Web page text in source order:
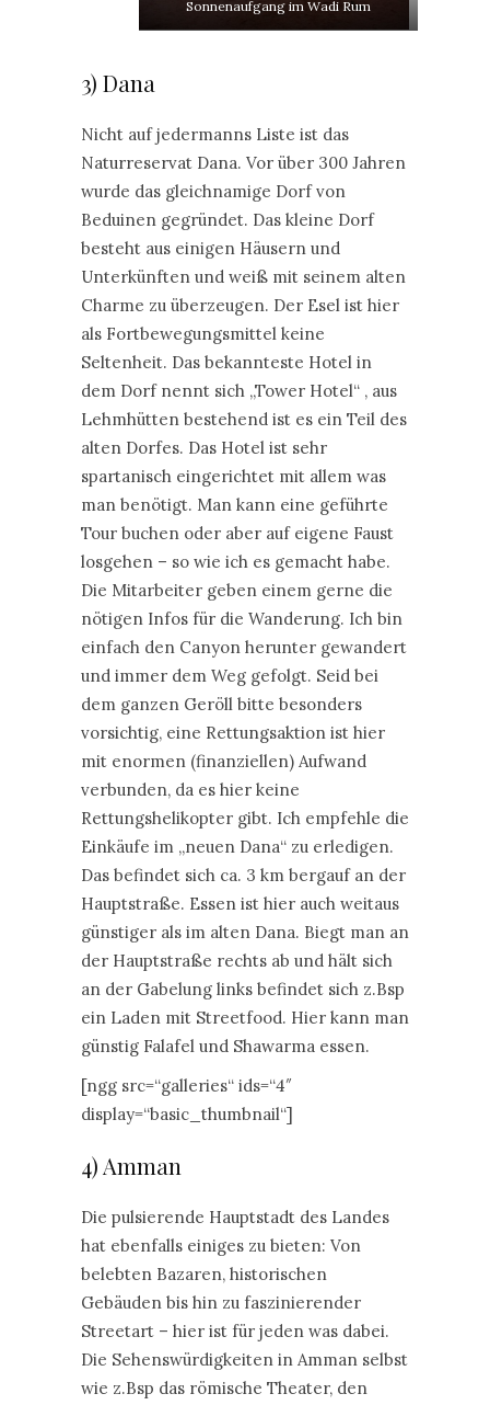
Sonnenaufgang im Wadi Rum
3) Dana
Nicht auf jedermanns Liste ist das
Naturreservat Dana. Vor über 300 Jahren
wurde das gleichnamige Dorf von
Beduinen gegründet. Das kleine Dorf
besteht aus einigen Häusern und
Unterkünften und weiß mit seinem alten
Charme zu überzeugen. Der Esel ist hier
als Fortbewegungsmittel keine
Seltenheit. Das bekannteste Hotel in
dem Dorf nennt sich „Tower Hotel“ , aus
Lehmhütten bestehend ist es ein Teil des
alten Dorfes. Das Hotel ist sehr
spartanisch eingerichtet mit allem was
man benötigt. Man kann eine geführte
Tour buchen oder aber auf eigene Faust
losgehen – so wie ich es gemacht habe.
Die Mitarbeiter geben einem gerne die
nötigen Infos für die Wanderung. Ich bin
einfach den Canyon herunter gewandert
und immer dem Weg gefolgt. Seid bei
dem ganzen Geröll bitte besonders
vorsichtig, eine Rettungsaktion ist hier
mit enormen (finanziellen) Aufwand
verbunden, da es hier keine
Rettungshelikopter gibt. Ich empfehle die
Einkäufe im „neuen Dana“ zu erledigen.
Das befindet sich ca. 3 km bergauf an der
Hauptstraße. Essen ist hier auch weitaus
günstiger als im alten Dana. Biegt man an
der Hauptstraße rechts ab und hält sich
an der Gabelung links befindet sich z.Bsp
ein Laden mit Streetfood. Hier kann man
günstig Falafel und Shawarma essen.
[ngg src=“galleries“ ids=“4″
display=“basic_thumbnail“]
4) Amman
Die pulsierende Hauptstadt des Landes
hat ebenfalls einiges zu bieten: Von
belebten Bazaren, historischen
Gebäuden bis hin zu faszinierender
Streetart – hier ist für jeden was dabei.
Die Sehenswürdigkeiten in Amman selbst
wie z.Bsp das römische Theater, den